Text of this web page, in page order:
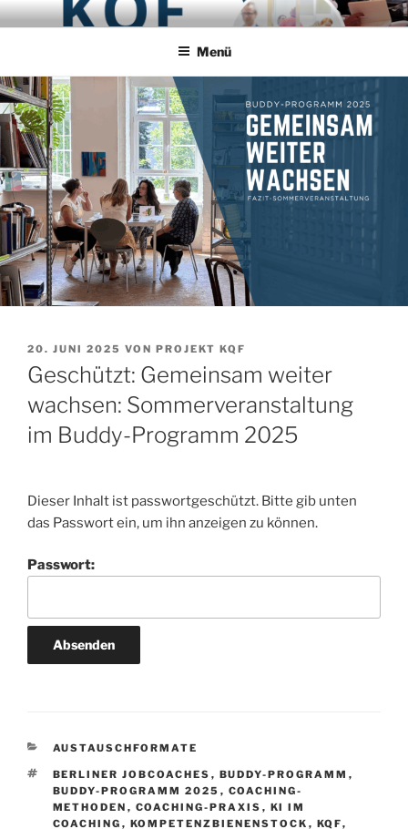
Zum
InhaltPROJEKT KQF
Koordinierungsstelle Qualifizierung und Fachaustausch
Menü
VERÖFFENTLICHT
AM
20. JUNI 2025 VON PROJEKT KQF
Geschützt: Gemeinsam weiter
wachsen: Sommerveranstaltung
im Buddy-Programm 2025
Dieser Inhalt ist passwortgeschützt. Bitte gib unten
das Passwort ein, um ihn anzeigen zu können.
Passwort:
KATEGORIEN
AUSTAUSCHFORMATE
SCHLAGWÖRTER
BERLINER JOBCOACHES , BUDDY-PROGRAMM ,
BUDDY-PROGRAMM 2025 , COACHING-
METHODEN , COACHING-PRAXIS , KI IM
COACHING , KOMPETENZBIENENSTOCK , KQF,